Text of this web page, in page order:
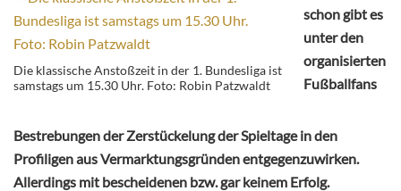
Die klassische Anstoßzeit in der 1. Bundesliga ist
samstags um 15.30 Uhr. Foto: Robin Patzwaldt
schon gibt es
unter den
organisierten
Fußballfans
Bestrebungen der Zerstückelung der Spieltage in den
Profiligen aus Vermarktungsgründen entgegenzuwirken.
Allerdings mit bescheidenen bzw. gar keinem Erfolg.